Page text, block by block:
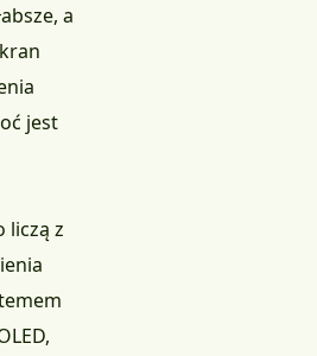
a
jest
liczą z